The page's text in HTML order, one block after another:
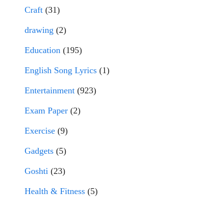
Craft (31)
drawing (2)
Education (195)
English Song Lyrics (1)
Entertainment (923)
Exam Paper (2)
Exercise (9)
Gadgets (5)
Goshti (23)
Health & Fitness (5)